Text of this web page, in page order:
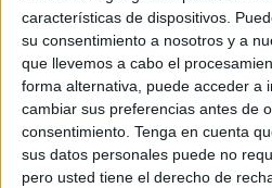
características de dispositivos.
su consentimiento a nosotros y a
que llevemos a cabo el
forma alternativa, puede acceder a
cambiar sus preferencias antes de
consentimiento. Tenga en cuenta
sus datos personales puede no
pero usted tiene el derecho de